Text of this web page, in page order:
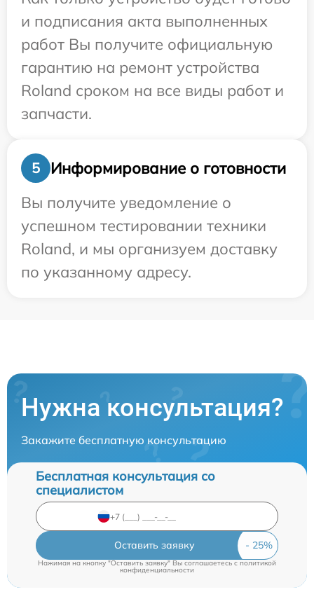
и подписания акта выполненных
работ Вы получите официальную
гарантию на ремонт устройства
Roland сроком на все виды работ и
запчасти.
5
Информирование о готовности
Вы получите уведомление о
успешном тестировании техники
Roland, и мы организуем доставку
по указанному адресу.
Нужна консультация?
Закажите бесплатную консультацию
Бесплатная консультация со
специалистом
Оставить заявку
Нажимая на кнопку "Оставить заявку" Вы соглашаетесь cполитикой
конфиденциальности